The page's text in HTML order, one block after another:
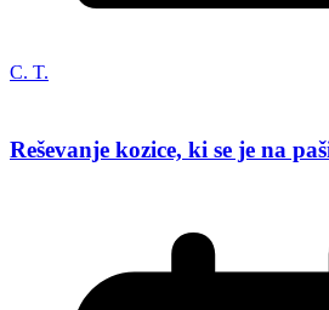
C. T.
Reševanje kozice, ki se je na